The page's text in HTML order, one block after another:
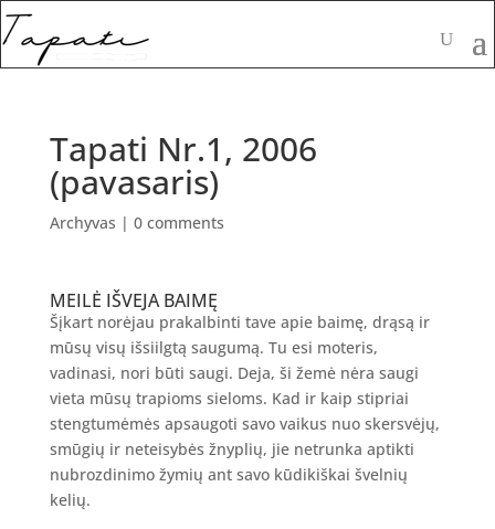
Tapati Nr.1, 2006
(pavasaris)
Archyvas | 0 comments
MEILĖ IŠVEJA BAIMĘ
Šįkart norėjau prakalbinti tave apie baimę, drąsą ir
mūsų visų išsiilgtą saugumą. Tu esi moteris,
vadinasi, nori būti saugi. Deja, ši žemė nėra saugi
vieta mūsų trapioms sieloms. Kad ir kaip stipriai
stengtumėmės apsaugoti savo vaikus nuo skersvėjų,
smūgių ir neteisybės žnyplių, jie netrunka aptikti
nubrozdinimo žymių ant savo kūdikiškai švelnių
kelių.